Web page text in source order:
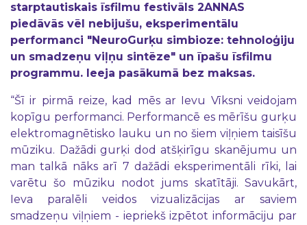
starptautiskais īsfilmu festivāls 2ANNAS
piedāvās vēl nebijušu, eksperimentālu
performanci "NeuroGurķu simbioze: tehnoloģiju
un smadzeņu viļņu sintēze" un īpašu īsfilmu
programmu. Ieeja pasākumā bez maksas.
“Šī ir pirmā reize, kad mēs ar Ievu Vīksni veidojam
kopīgu performanci. Performancē es mērīšu gurķu
elektromagnētisko lauku un no šiem viļņiem taisīšu
mūziku. Dažādi gurķi dod atšķirīgu skanējumu un
man talkā nāks arī 7 dažādi eksperimentāli rīki, lai
varētu šo mūziku nodot jums skatītāji. Savukārt,
Ieva paralēli veidos vizualizācijas ar saviem
smadzeņu viļņiem - iepriekš izpētot informāciju par